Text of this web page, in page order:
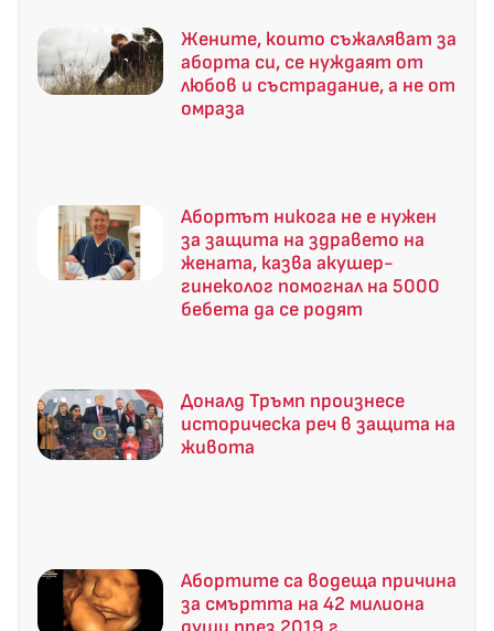
Жените, които съжаляват за
аборта си, се нуждаят от
любов и състрадание, а не от
омраза
Абортът никога не е нужен
за защита на здравето на
жената, казва акушер-
гинеколог помогнал на 5000
бебета да се родят
Доналд Тръмп произнесе
историческа реч в защита на
живота
Абортите са водеща причина
за смъртта на 42 милиона